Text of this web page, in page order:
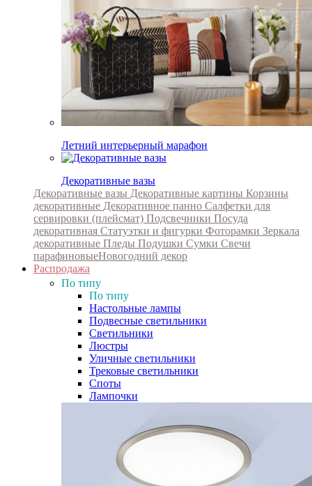
Летний интерьерный марафон
Декоративные вазы
Декоративные вазы Декоративные картины Корзины
декоративные Декоративное панно Салфетки для
сервировки (плейсмат) Подсвечники Посуда
декоративная Статуэтки и фигурки Фоторамки Зеркала
декоративные Пледы Подушки Сумки Свечи
парафиновыеНовогодний декор
Распродажа
По типу
По типу
Настольные лампы
Подвесные светильники
Светильники
Люстры
Уличные светильники
Трековые светильники
Споты
Лампочки